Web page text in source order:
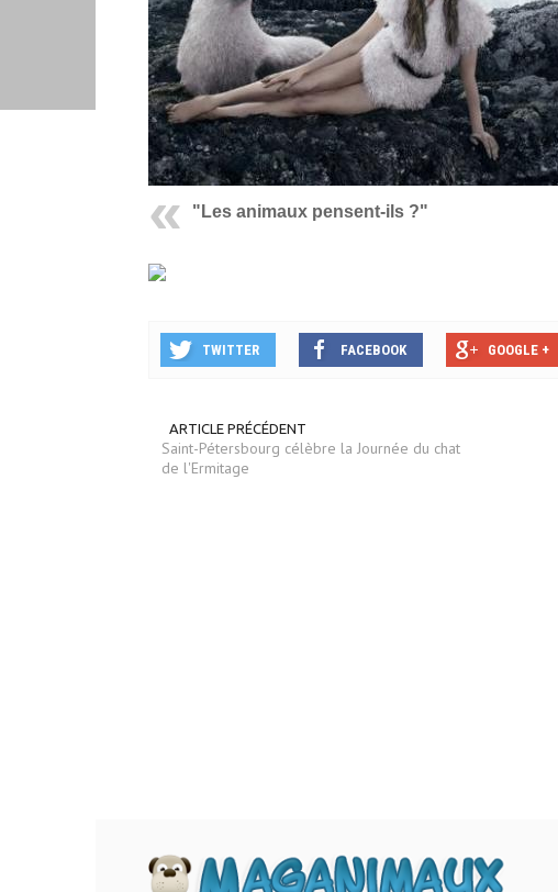
"Les animaux pensent-ils ?"
TWITTER FACEBOOK GOOGLE +
ARTICLE PRÉCÉDENT
Saint-Pétersbourg célèbre la Journée du chat
de l'Ermitage